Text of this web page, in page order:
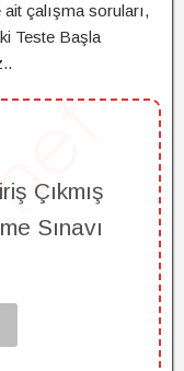
çalışma soruları,
Teste Başla
Çıkmış
Sınavı